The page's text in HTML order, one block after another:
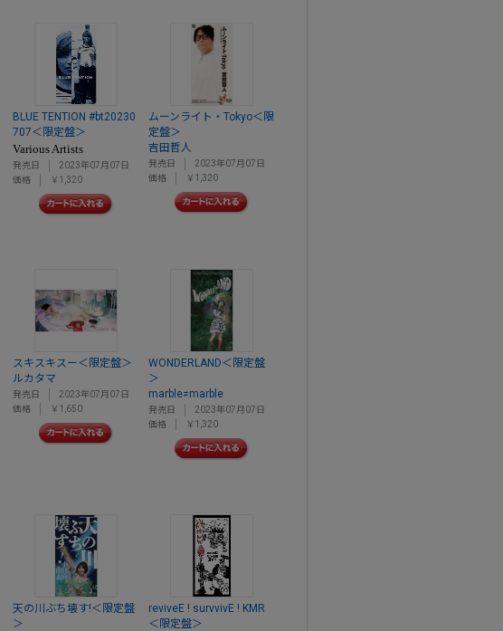
BLUE TENTION #bt20230
707＜限定盤＞
Various Artists
発売日
2023年07月07日
価格
￥1,320
ムーンライト・Tokyo＜限
定盤＞
吉田哲人
発売日
2023年07月07日
価格
￥1,320
スキスキスー＜限定盤＞
ルカタマ
発売日
2023年07月07日
価格
￥1,650
WONDERLAND＜限定盤
＞
marble≠marble
発売日
2023年07月07日
価格
￥1,320
天の川ぶち壊す!＜限定盤
＞
reviveE ! survvivE ! KMR
＜限定盤＞